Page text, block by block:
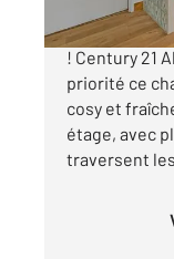
Alerte pépite
! Century 21
priorité ce
cosy et
étage, avec
traversent